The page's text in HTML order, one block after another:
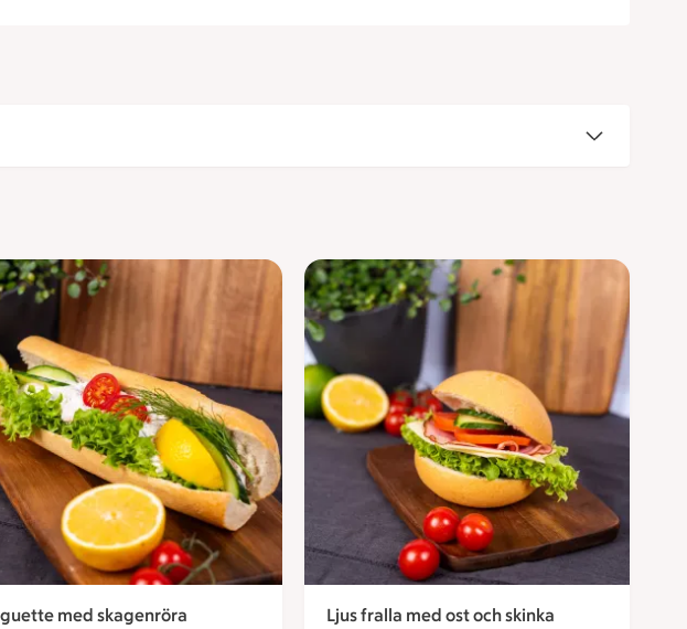
med skagenröra
Ljus fralla med ost och skinka